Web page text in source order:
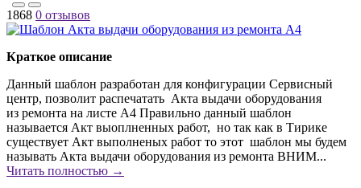
1868 0 отзывов
Краткое описание
Данный шаблон разработан для конфигурации Сервисный
центр, позволит распечатать Акта выдачи оборудования
из ремонта на листе А4 Правильно данный шаблон
называется Акт выоплненных работ, но так как в Тирике
существует Акт выполненых работ то этот шаблон мы будем
называть Акта выдачи оборудования из ремонта ВНИМ...
Читать полностью →